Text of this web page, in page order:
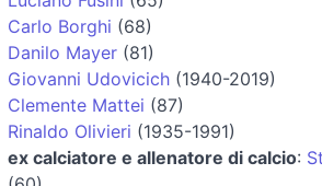
Carlo Borghi (68)
Danilo Mayer (81)
Giovanni Udovicich (1940-2019)
Clemente Mattei (87)
Rinaldo Olivieri (1935-1991)
ex calciatore e allenatore di calcio: